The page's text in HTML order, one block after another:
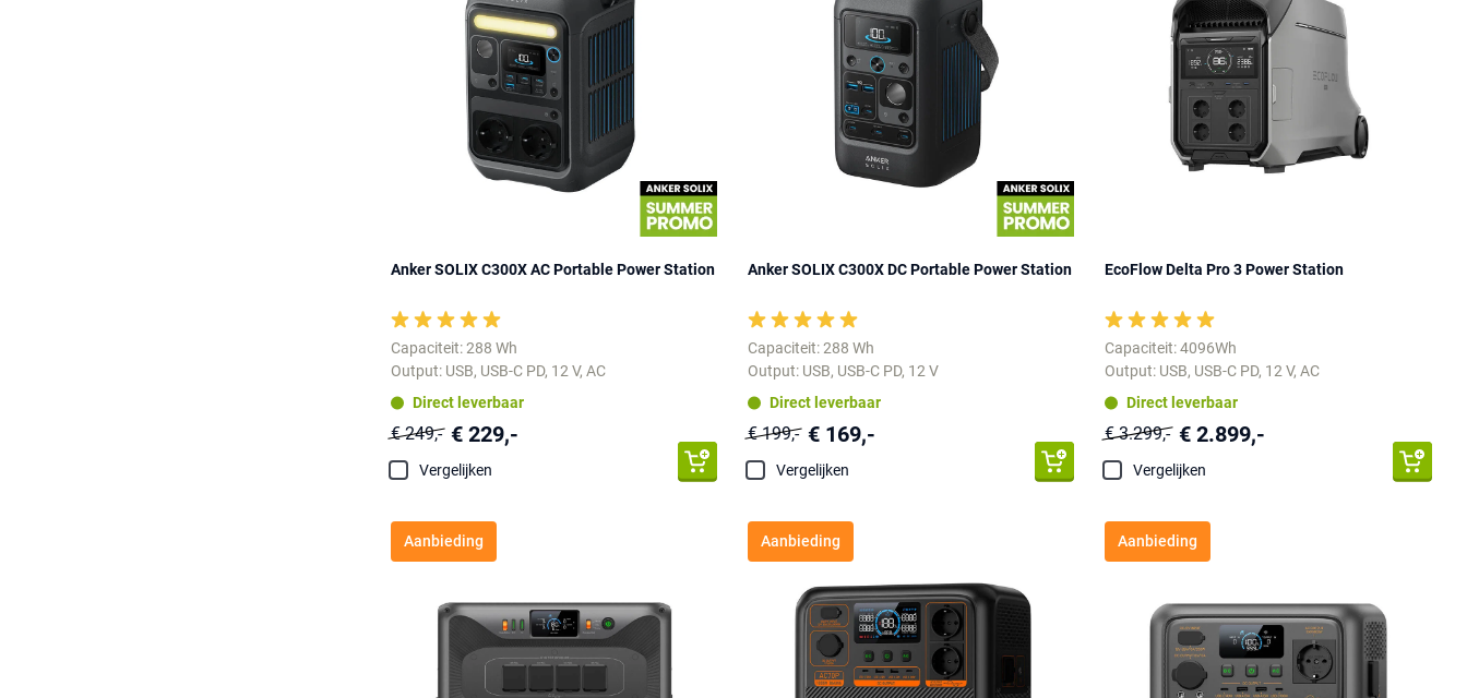
Anker SOLIX C300X AC Portable Power Station
Capaciteit: 288 Wh
Output: USB, USB-C PD, 12 V, AC
Direct leverbaar
€ 249,- € 229,-
Vergelijken
Anker SOLIX C300X DC Portable Power Station
Capaciteit: 288 Wh
Output: USB, USB-C PD, 12 V
Direct leverbaar
€ 199,- € 169,-
Vergelijken
EcoFlow Delta Pro 3 Power Station
Capaciteit: 4096Wh
Output: USB, USB-C PD, 12 V, AC
Direct leverbaar
€ 3.299,- € 2.899,-
Vergelijken
Aanbieding Aanbieding Aanbieding